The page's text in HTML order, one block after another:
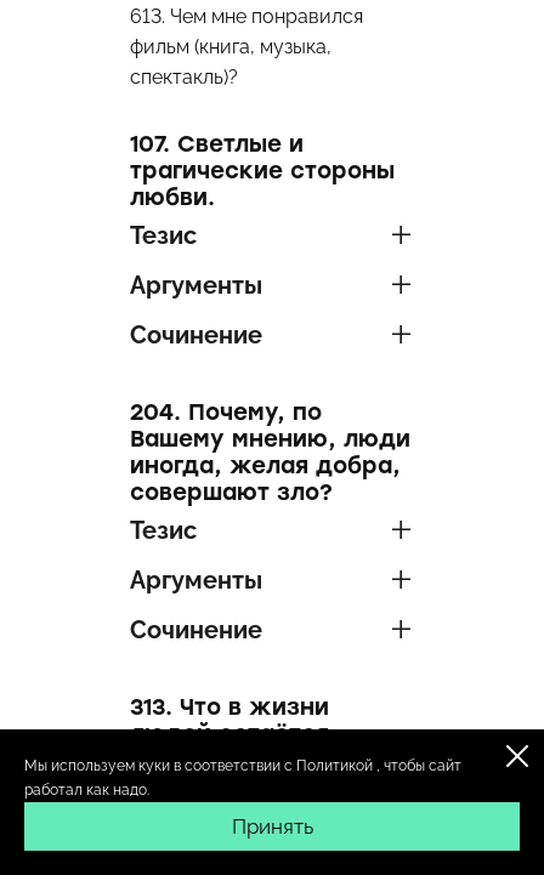
Мы используем куки в соответствии с Политикой , чтобы сайт
работал как надо.
Принять
613. Чем мне понравился
фильм (книга, музыка,
спектакль)?
107. Светлые и
трагические стороны
любви.
Тезис
Аргументы
Сочинение
204. Почему, по
Вашему мнению, люди
иногда, желая добра,
совершают зло?
Тезис
Аргументы
Сочинение
313. Что в жизни
людей остаётся
неизменным даже в
эпоху перемен?